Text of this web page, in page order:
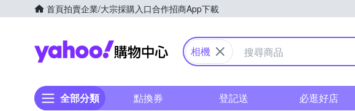
首頁拍賣企業/大宗採購入口合作招商App下載
Yahoo購物中心
相機
全部分類 點換券 登記送 必逛好店